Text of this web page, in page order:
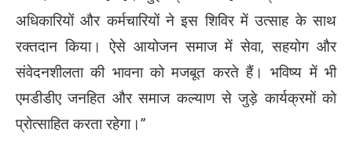
अधिकारियों और कर्मचारियों ने इस शिविर में उत्साह के साथ
रक्तदान किया। ऐसे आयोजन समाज में सेवा, सहयोग और
संवेदनशीलता की भावना को मजबूत करते हैं। भविष्य में भी
एमडीडीए जनहित और समाज कल्याण से जुड़े कार्यक्रमों को
प्रोत्साहित करता रहेगा।”